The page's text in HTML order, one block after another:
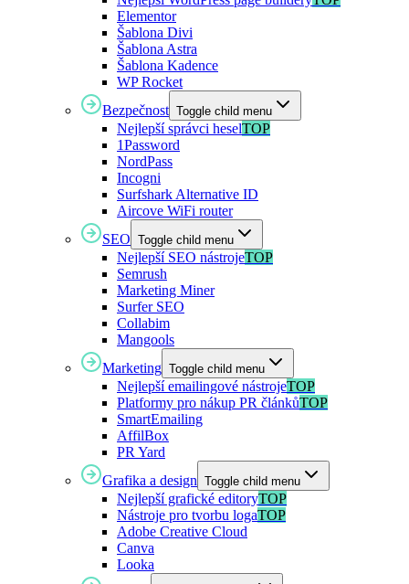
Elementor
Šablona Divi
Šablona Astra
Šablona Kadence
WP Rocket
Bezpečnost Toggle child menu
Nejlepší správci heselTOP
1Password
NordPass
Incogni
Surfshark Alternative ID
Aircove WiFi router
SEO Toggle child menu
Nejlepší SEO nástrojeTOP
Semrush
Marketing Miner
Surfer SEO
Collabim
Mangools
Marketing Toggle child menu
Nejlepší emailingové nástrojeTOP
Platformy pro nákup PR článkůTOP
SmartEmailing
AffilBox
PR Yard
Grafika a design Toggle child menu
Nejlepší grafické editoryTOP
Nástroje pro tvorbu logaTOP
Adobe Creative Cloud
Canva
Looka